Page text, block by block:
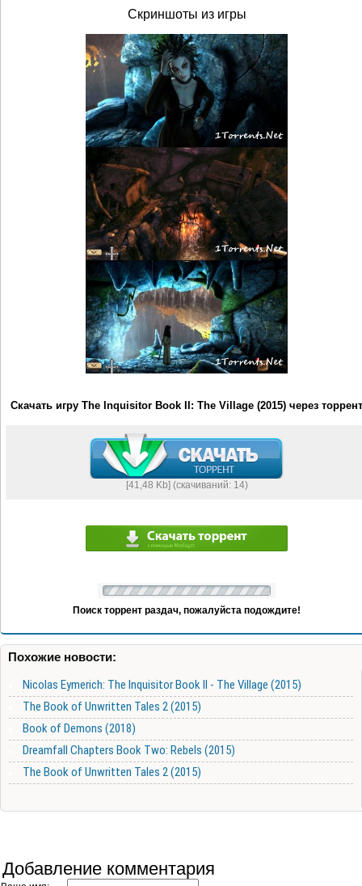
Скриншоты из игры
Скачать игру The Inquisitor Book II: The Village (2015) через торрент
[41,48 Kb] (cкачиваний: 14)
Поиск торрент раздач, пожалуйста подождите!
Похожие новости:
Nicolas Eymerich: The Inquisitor Book II - The Village (2015)
The Book of Unwritten Tales 2 (2015)
Book of Demons (2018)
Dreamfall Chapters Book Two: Rebels (2015)
The Book of Unwritten Tales 2 (2015)
Добавление комментария